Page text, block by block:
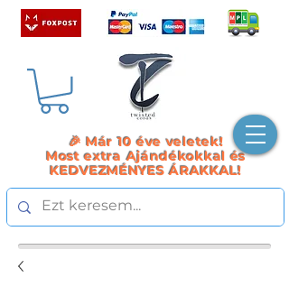
🎉 Már 10 éve veletek!
Most extra Ajándékokkal és
KEDVEZMÉNYES ÁRAKKAL!